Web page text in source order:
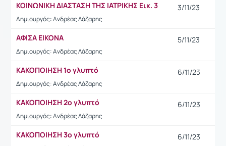
ΚΟΙΝΩΝΙΚΗ ΔΙΑΣΤΑΣΗ ΤΗΣ ΙΑΤΡΙΚΗΣ Εικ. 3
Δημιουργός: Ανδρέας Λάζαρης
3/11/23
ΑΦΙΣΑ ΕΙΚΟΝΑ
Δημιουργός: Ανδρέας Λάζαρης
5/11/23
ΚΑΚΟΠΟΙΗΣΗ 1ο γλυπτό
Δημιουργός: Ανδρέας Λάζαρης
6/11/23
ΚΑΚΟΠΟΙΗΣΗ 2ο γλυπτό
Δημιουργός: Ανδρέας Λάζαρης
6/11/23
ΚΑΚΟΠΟΙΗΣΗ 3ο γλυπτό 6/11/23